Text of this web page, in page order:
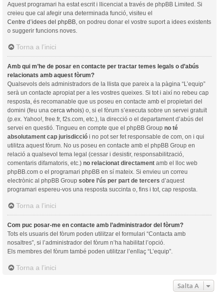
Aquest programari ha estat escrit i llicenciat a través de phpBB Limited. Si
creieu que cal afegir una determinada funció, visiteu el
Centre d’idees del phpBB , on podreu donar el vostre suport a idees existents
o suggerir funcions noves.
Torna a l’inici
Amb qui m’he de posar en contacte per tractar temes legals o d’abús
relacionats amb aquest fòrum?
Qualsevols dels administradors de la llista que pareix a la pàgina “L’equip”
serà un contacte apropiat per a les vostres queixes. Si tot i així no rebeu cap
resposta, és recomanable que us poseu en contacte amb el propietari del
domini (feu una cerca whois) o, si el fòrum s’executa sobre un servei gratuït
(p.ex. Yahoo!, free.fr, f2s.com, etc.), la direcció o el departament d’abús del
servei en questió. Tingueu en compte que el phpBB Group no té
absolutament cap jurisdicció i no pot ser fet responsable de com, on i qui
utilitza aquest fòrum. No us poseu en contacte amb el phpBB Group en
relació a qualsevol tema legal (cessar i desistir, responsabilització,
comentaris difamatoris, etc.) no relacionat directament amb el lloc web
phpBB.com o el programari phpBB en sí mateix. Si envieu un correu
electrònic al phpBB Group sobre l’ús per part de tercers d’aquest
programari espereu-vos una resposta succinta o, fins i tot, cap resposta.
Torna a l’inici
Com puc posar-me en contacte amb l’administrador del fòrum?
Tots els usuaris del fòrum poden utilitzar el formulari “Contacta amb
nosaltres”, si l’administrador del fòrum n’ha habilitat l’opció.
Els membres del fòrum també poden utilitzar l’enllaç “L’equip”.
Torna a l’inici
Salta A